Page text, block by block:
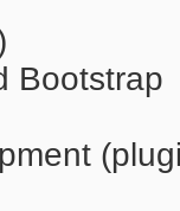
Bootstrap